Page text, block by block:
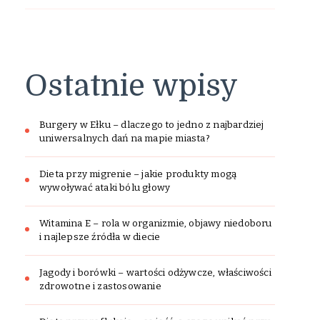
Ostatnie wpisy
Burgery w Ełku – dlaczego to jedno z najbardziej
uniwersalnych dań na mapie miasta?
Dieta przy migrenie – jakie produkty mogą
wywoływać ataki bólu głowy
Witamina E – rola w organizmie, objawy niedoboru
i najlepsze źródła w diecie
Jagody i borówki – wartości odżywcze, właściwości
zdrowotne i zastosowanie